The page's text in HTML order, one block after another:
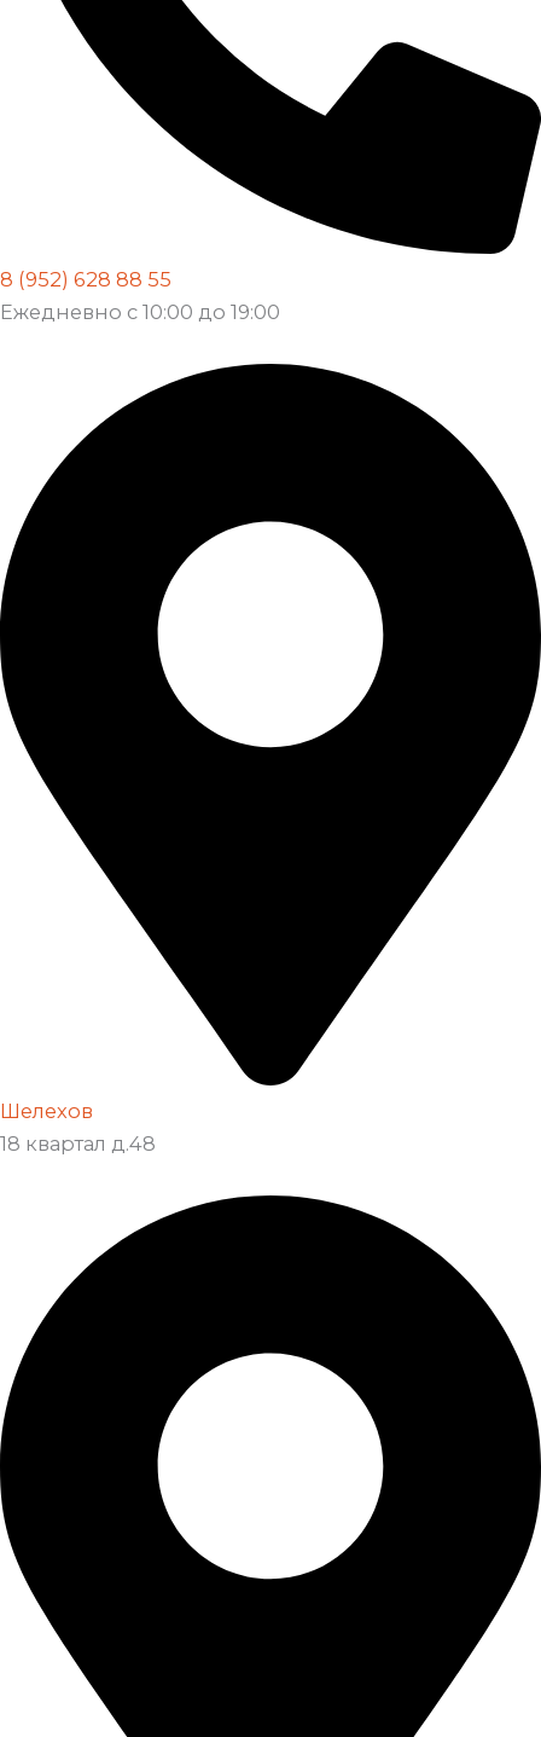
8 (952) 628 88 55
Ежедневно с 10:00 до 19:00
Шелехов
18 квартал д.48